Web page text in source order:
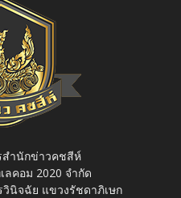
สำนักข่าวคชสีห์
ลคอม 2020 จำกัด
นิจฉัย แขวงรัชดาภิเษก